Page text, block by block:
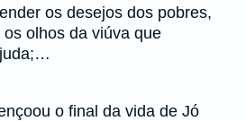
os desejos dos pobres,
olhos da viúva que
o final da vida de Jó